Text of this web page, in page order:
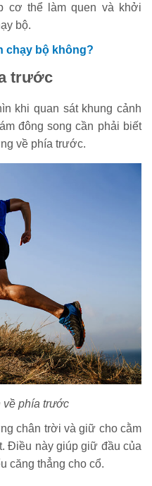
cơ thể làm quen và khởi
bộ.
chạy bộ không?
trước
khi quan sát khung cảnh
đông song cần phải biết
về phía trước.
về phía trước
chân trời và giữ cho cằm
Điều này giúp giữ đầu của
căng thẳng cho cổ.